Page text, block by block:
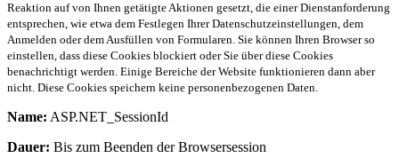
Reaktion auf von Ihnen getätigte Aktionen gesetzt, die einer Dienstanforderung
entsprechen, wie etwa dem Festlegen Ihrer Datenschutzeinstellungen, dem
Anmelden oder dem Ausfüllen von Formularen. Sie können Ihren Browser so
einstellen, dass diese Cookies blockiert oder Sie über diese Cookies
benachrichtigt werden. Einige Bereiche der Website funktionieren dann aber
nicht. Diese Cookies speichern keine personenbezogenen Daten.
Name: ASP.NET_SessionId
Dauer: Bis zum Beenden der Browsersession